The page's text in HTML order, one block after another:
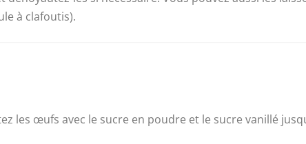
à clafoutis).
les œufs avec le sucre en poudre et le sucre vanillé